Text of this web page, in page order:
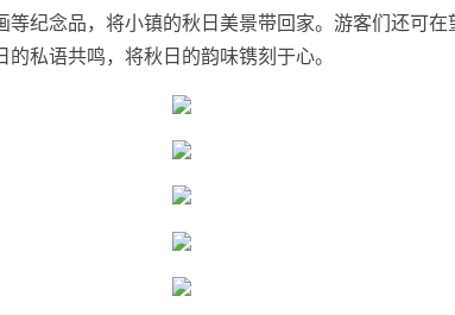
等纪念品，将小镇的秋日美景带回家。游客们还可
私语共鸣，将秋日的韵味镌刻于心。